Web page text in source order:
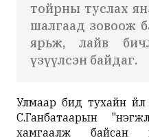
тойрны туслах
шалгаад зовоож
ярьж, лайв
үзүүлсэн байдаг.
Улмаар бид тухайн
С.Ганбатаарын
хамгаалж байсан